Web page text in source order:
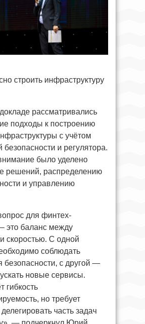
строить инфраструктуру
рассматривались
подходы к построению
с учётом
безопасности и регулятора.
было уделено
решений, распределению
и управлению
для финтех-
это баланс между
скоростью. С одной
соблюдать
безопасности, с другой —
новые сервисы.
гибкость
но требует
часть задач